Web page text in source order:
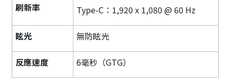
刷新率
Type-C：1,920 x 1,080 @ 60 Hz
眩光 無防眩光
反應速度 6毫秒（GTG）